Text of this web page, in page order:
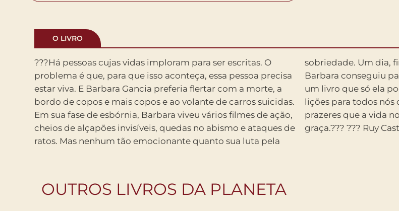
O LIVRO
???Há pessoas cujas vidas imploram para ser escritas. O
problema é que, para que isso aconteça, essa pessoa precisa
estar viva. E Barbara Gancia preferia flertar com a morte, a
bordo de copos e mais copos e ao volante de carros suicidas.
Em sua fase de esbórnia, Barbara viveu vários filmes de ação,
cheios de alçapões invisíveis, quedas no abismo e ataques de
ratos. Mas nenhum tão emocionante quanto sua luta pela
sobriedade. Um dia, finalmente, depois de muitas recaídas,
Barbara conseguiu parar a história. O resultado é A saideira,
um livro que só ela poderia ter escrito. E cuja leitura encerra
lições para todos nós que, tantas vezes, achamos que os
prazeres que a vida nos oferecia estavam sendo dados de
graça.??? ??? Ruy
OUTROS LIVROS DA PLANETA